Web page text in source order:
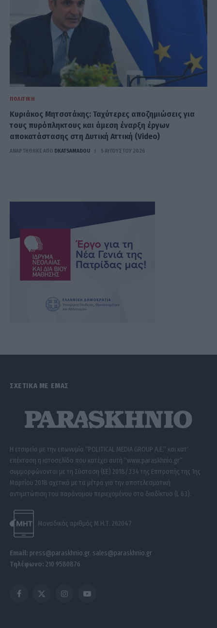
ΠΟΛΙΤΙΚΉ
Κυριάκος Μητσοτάκης: Ταχύτερες αποζημιώσεις για
τους πυρόπληκτους και άμεση έναρξη έργων
αποκατάστασης στη Δυτική Αττική (Video)
ΑΝΑΡΤΗΘΗΚΕ ΑΠΟ DKATSAMADOU 5 ΑΥΓΟΎΣΤΟΥ 2026
ΣΧΕΤΙΚΑ ΜΕ ΕΜΑΣ
Η εταιρεία με την επωνυμία “POLITICAL MEDIA GROUP A.E.” και κατ’
επέκταση η ιστοσελίδα που κατέχει αυτή “www.paraskhnio.gr”
συμμορφώνονται με τη Σύσταση (ΕΕ) 2018/334 της Επιτροπής της 1ης
Μαρτίου 2018 σχετικά με τα μέτρα για την αποτελεσματική
αντιμετώπιση του παράνομου περιεχομένου στο διαδίκτυο (L 63).
Μοναδικός αριθμός Μ.Η.Τ. 262047
Email: press@paraskhnio.gr, sales@paraskhnio.gr
Τηλέφωνο: 210 9580876
Facebook
X
InstagramYouTube